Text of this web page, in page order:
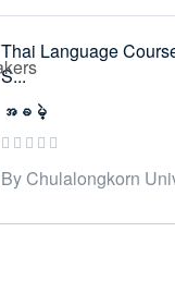
Thai Language
S...
အခမဲ့
By Chulalongkorn